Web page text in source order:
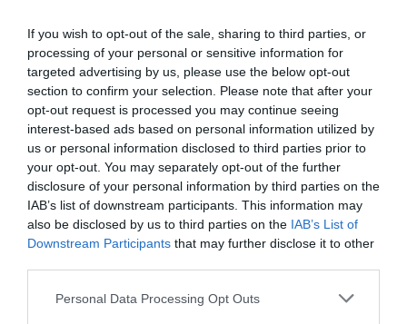
If you wish to opt-out of the sale, sharing to third parties, or
processing of your personal or sensitive information for
targeted advertising by us, please use the below opt-out
section to confirm your selection. Please note that after your
opt-out request is processed you may continue seeing
interest-based ads based on personal information utilized by
us or personal information disclosed to third parties prior to
your opt-out. You may separately opt-out of the further
disclosure of your personal information by third parties on the
IAB’s list of downstream participants. This information may
also be disclosed by us to third parties on the IAB’s List of
Downstream Participants that may further disclose it to other
Personal Data Processing Opt Outs
L'Arrabassada torna a liderar
lablack listdels trams amb
més risc d'accident de
Catalunya
Fent un rànquing de carreteres, l'Arrabassada
torna a liderar lablack listi a situar-se com el tram
amb més risc d'accident de Catalunya, amb una
satisfet perquè "a totes les carreteres que surten